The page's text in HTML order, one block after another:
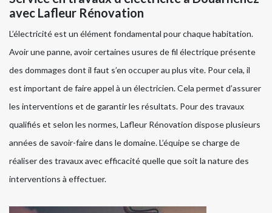
avec Lafleur Rénovation
L’électricité est un élément fondamental pour chaque habitation.
Avoir une panne, avoir certaines usures de fil électrique présente
des dommages dont il faut s’en occuper au plus vite. Pour cela, il
est important de faire appel à un électricien. Cela permet d’assurer
les interventions et de garantir les résultats. Pour des travaux
qualifiés et selon les normes, Lafleur Rénovation dispose plusieurs
années de savoir-faire dans le domaine. L’équipe se charge de
réaliser des travaux avec efficacité quelle que soit la nature des
interventions à effectuer.